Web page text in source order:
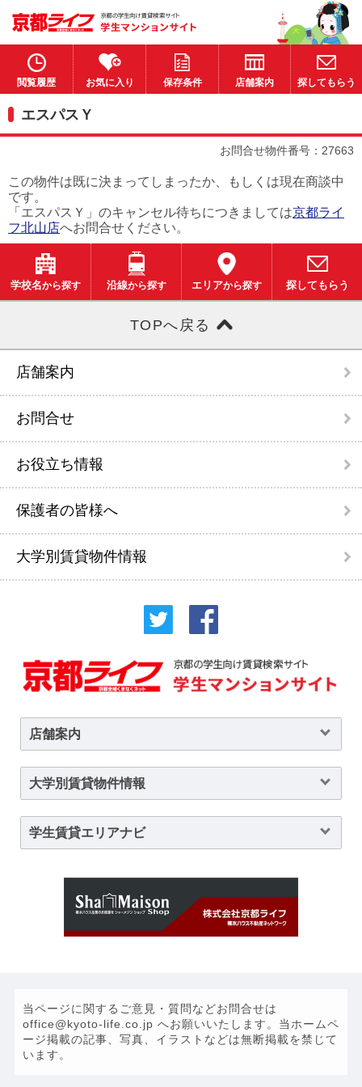
閲覧履歴 お気に入り 保存条件 店舗案内 探してもらう
エスパスＹ
お問合せ物件番号：27663
この物件は既に決まってしまったか、もしくは現在商談中
です。
「エスパスＹ」のキャンセル待ちにつきましては京都ライ
フ北山店へお問合せください。
学校名から探す 沿線から探す エリアから探す 探してもらう
TOPへ戻る
店舗案内
お問合せ
お役立ち情報
保護者の皆様へ
大学別賃貸物件情報
店舗案内
大学別賃貸物件情報
学生賃貸エリアナビ
当ページに関するご意見・質問などお問合せは
office@kyoto-life.co.jp へお願いいたします。当ホームペ
ージ掲載の記事、写真、イラストなどは無断掲載を禁じて
います。